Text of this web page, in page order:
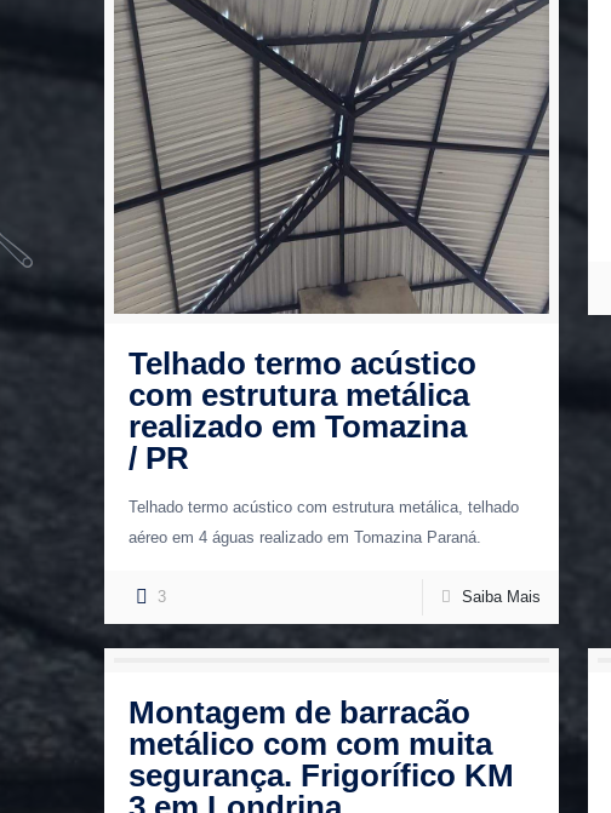
Telhado termo acústico
com estrutura metálica
realizado em Tomazina
/ PR
Telhado termo acústico com estrutura metálica, telhado
aéreo em 4 águas realizado em Tomazina Paraná.
3 Saiba Mais
Montagem de barracão
metálico com com muita
segurança. Frigorífico KM